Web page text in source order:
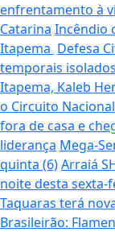
enfrentamento à
Catarina Incêndio
Itapema Defesa
temporais
Itapema, Kaleb
o Circuito Nacional
fora de casa e
liderança Mega-
quinta (6)Arraiá
noite desta sexta-
Taquaras terá
Brasileirão: